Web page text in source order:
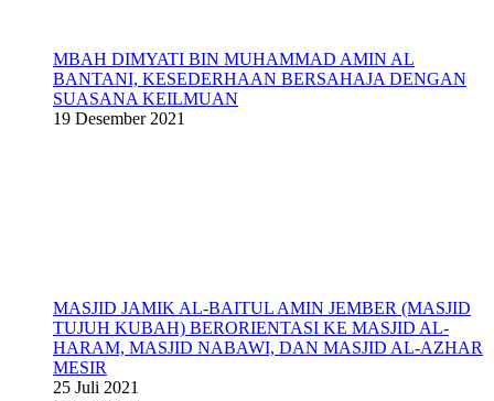
MBAH DIMYATI BIN MUHAMMAD AMIN AL
BANTANI, KESEDERHAAN BERSAHAJA DENGAN
SUASANA KEILMUAN
19 Desember 2021
MASJID JAMIK AL-BAITUL AMIN JEMBER (MASJID
TUJUH KUBAH) BERORIENTASI KE MASJID AL-
HARAM, MASJID NABAWI, DAN MASJID AL-AZHAR
MESIR
25 Juli 2021